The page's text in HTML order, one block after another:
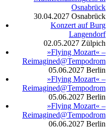
Osnabrück
30.04.2027 Osnabrück
Konzert auf Burg
Langendorf
02.05.2027 Zülpich
»Flying Mozart« –
Reimagined@Tempodrom
05.06.2027 Berlin
»Flying Mozart« –
Reimagined@Tempodrom
05.06.2027 Berlin
»Flying Mozart« –
Reimagined@Tempodrom
06.06.2027 Berlin